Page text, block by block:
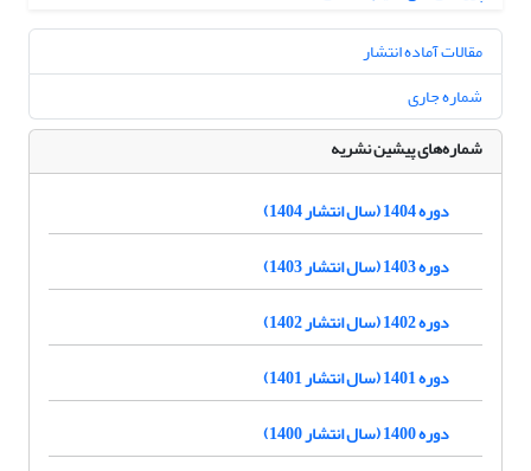
مقالات آماده انتشار
شماره جاری
شماره‌های پیشین نشریه
دوره 1404 (سال انتشار 1404)
دوره 1403 (سال انتشار 1403)
دوره 1402 (سال انتشار 1402)
دوره 1401 (سال انتشار 1401)
دوره 1400 (سال انتشار 1400)